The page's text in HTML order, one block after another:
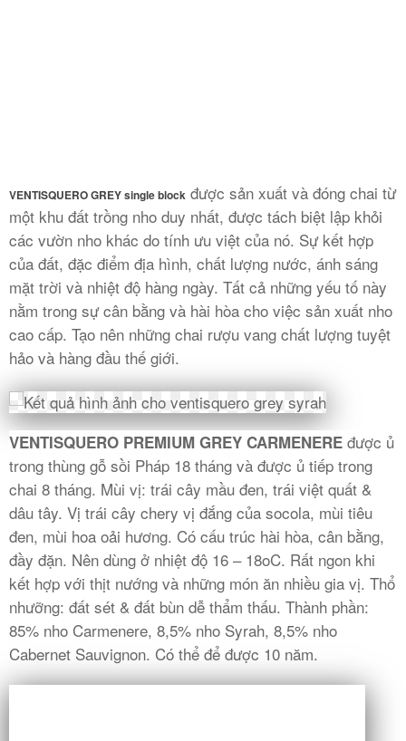
VENTISQUERO GREY single block được sản xuất và đóng chai từ
một khu đất trồng nho duy nhất, được tách biệt lập khỏi
các vườn nho khác do tính ưu việt của nó. Sự kết hợp
của đất, đặc điểm địa hình, chất lượng nước, ánh sáng
mặt trời và nhiệt độ hàng ngày. Tất cả những yếu tố này
nằm trong sự cân bằng và hài hòa cho việc sản xuất nho
cao cấp. Tạo nên những chai rượu vang chất lượng tuyệt
hảo và hàng đầu thế giới.
VENTISQUERO PREMIUM GREY CARMENERE được ủ
trong thùng gỗ sồi Pháp 18 tháng và được ủ tiếp trong
chai 8 tháng. Mùi vị: trái cây mầu đen, trái việt quất &
dâu tây. Vị trái cây chery vị đắng của socola, mùi tiêu
đen, mùi hoa oải hương. Có cấu trúc hài hòa, cân bằng,
đầy đặn. Nên dùng ở nhiệt độ 16 – 18oC. Rất ngon khi
kết hợp với thịt nướng và những món ăn nhiều gia vị. Thổ
nhưỡng: đất sét & đất bùn dễ thẩm thấu. Thành phần:
85% nho Carmenere, 8,5% nho Syrah, 8,5% nho
Cabernet Sauvignon. Có thể để được 10 năm.